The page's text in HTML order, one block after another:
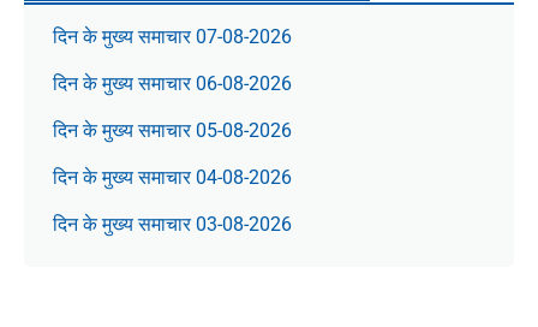
दिन के मुख्य समाचार 07-08-2026
दिन के मुख्य समाचार 06-08-2026
दिन के मुख्य समाचार 05-08-2026
दिन के मुख्य समाचार 04-08-2026
दिन के मुख्य समाचार 03-08-2026